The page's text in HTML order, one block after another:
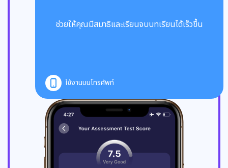
ช่วยให้คุณมีสมาธิและเรียนจบบทเรียนได้เร็วขึ้น
ใช้งานบนโทรศัพท์